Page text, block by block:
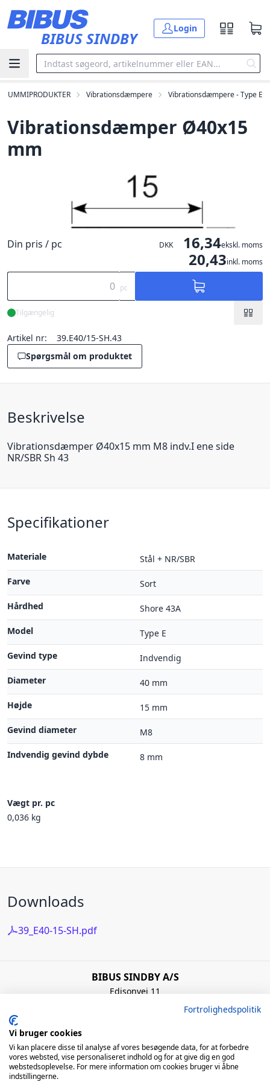
BIBUS SINDBY
Login
GUMMIPRODUKTER Vibrationsdæmpere Vibrationsdæmpere - Type E
Vibrationsdæmper Ø40x15
mm
Din pris / pc DKK 16,34ekskl. moms
20,43inkl. moms
pc
Tilgængelig
Artikel nr:
39.E40/15-SH.43
Spørgsmål om produktet
Beskrivelse
Vibrationsdæmper Ø40x15 mm M8 indv.I ene side
NR/SBR Sh 43
Specifikationer
Materiale
Stål + NR/SBR
Farve
Sort
Hårdhed
Shore 43A
Model
Type E
Gevind type
Indvendig
Diameter
40 mm
Højde
15 mm
Gevind diameter
M8
Indvendig gevind dybde
8 mm
Vægt pr. pc
0,036 kg
Downloads
39_E40-15-SH.pdf
BIBUS SINDBY A/S
Edisonvej 11
Åbningstider
Fortrolighedspolitik
Vi bruger cookies
Vi kan placere disse til analyse af vores besøgende data, for at forbedre
vores websted, vise personaliseret indhold og for at give dig en god
webstedsoplevelse. For mere information om cookies bruger vi åbne
indstillingerne.